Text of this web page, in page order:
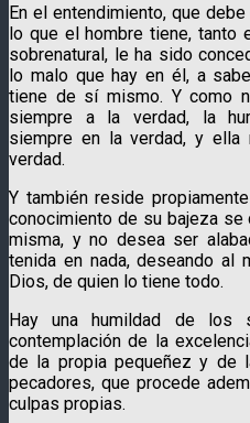
En el entendimiento, que
lo que el hombre tiene, tanto
sobrenatu­ral, le ha sido
lo malo que hay en él, a
tiene de sí mismo. Y como
siempre a la verdad, la
siempre en la verdad, y
verdad.
Y también reside
conocimiento de su bajeza
misma, y no desea ser
tenida en nada, deseando
Dios, de quien lo tiene todo.
Hay una humildad de los
contemplación de la
de la propia pequeñez y de
pecadores, que procede
culpas propias.